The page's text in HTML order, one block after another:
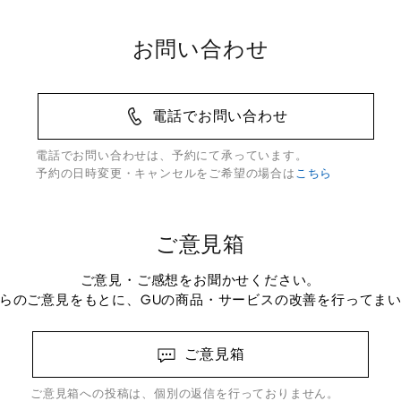
お問い合わせ
電話でお問い合わせ
電話でお問い合わせは、予約にて承っています。
予約の日時変更・キャンセルをご希望の場合は こちら
ご意見箱
ご意見・ご感想をお聞かせください。
のご意見をもとに、GUの商品・サービスの改善を行ってまい
ご意見箱
ご意見箱への投稿は、個別の返信を行っておりません。